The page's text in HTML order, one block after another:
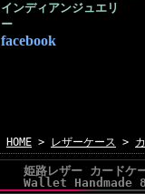
インディアンジュエリ
ー
facebook
HOME > レザーケース >
姫路レザー カード
Wallet Handmade